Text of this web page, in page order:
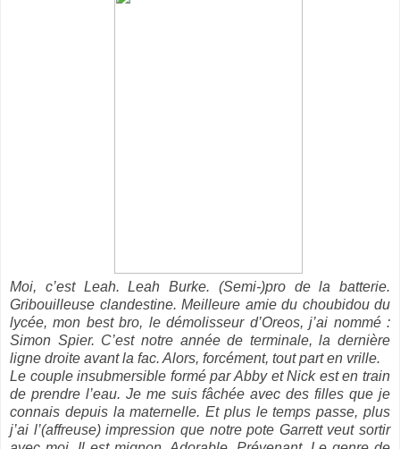
Moi, c’est Leah. Leah Burke. (Semi-)pro de la batterie.
Gribouilleuse clandestine. Meilleure amie du choubidou du
lycée, mon best bro, le démolisseur d’Oreos, j’ai nommé :
Simon Spier. C’est notre année de terminale, la dernière
ligne droite avant la fac. Alors, forcément, tout part en vrille.
Le couple insubmersible formé par Abby et Nick est en train
de prendre l’eau. Je me suis fâchée avec des filles que je
connais depuis la maternelle. Et plus le temps passe, plus
j’ai l’(affreuse) impression que notre pote Garrett veut sortir